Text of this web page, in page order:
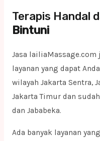
Terapis Handal
Bintuni
Jasa
layanan yang dapat
wilayah Jakarta Sentra,
Jakarta Timur dan
dan Jababeka.
Ada banyak layanan